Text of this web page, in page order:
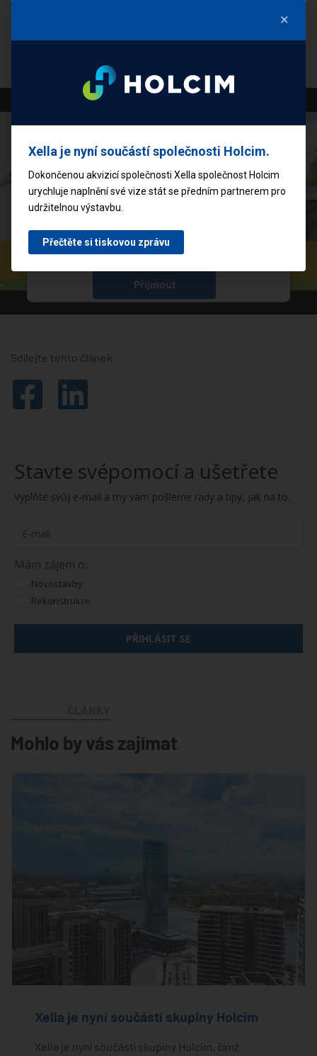
K načtení služby YouTube Video
která může shromažďovat údaje o vaší aktivitě.
Chcete-li toto video přehrát, přečtěte si
podrobnosti a přijměte podmínky služby.
Další informace
Přijmout
Sdílejte tento článek
Stavte svépomocí a ušetřete
Vyplňte svůj e-mail a my vám pošleme rady a tipy, jak na to.
Mám zájem o:
Novostavby
Rekonstrukce
PŘIHLÁSIT SE
Mohlo by vás zajímat
Xella je nyní součástí skupiny Holcim
Xella je nyní součástí skupiny Holcim, čímž
×
Xella je nyní součástí společnosti Holcim.
Dokončenou akvizicí společnosti Xella společnost Holcim
urychluje naplnění své vize stát se předním partnerem pro
udržitelnou výstavbu.
Přečtěte si tiskovou zprávu